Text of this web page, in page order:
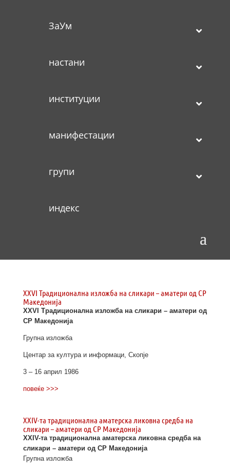
ЗаУм
настани
институции
манифестации
групи
индекс
XXVI Традиционална изложба на сликари – аматери од СР
Македонија
XXVI Традиционална изложба на сликари – аматери од
СР Македонија
Групна изложба
Центар за култура и информаци, Скопје
3 – 16 април 1986
повеќе >>>
XXIV-та традиционална аматерска ликовна средба на
сликари – аматери од СР Македонија
XXIV-та традиционална аматерска ликовна средба на
сликари – аматери од СР Македонија
Групна изложба